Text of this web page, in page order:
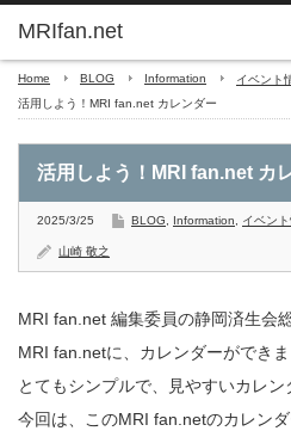
MRIfan.net
Home BLOG Information
イベント
活用しよう！MRI fan.net カレンダー
活用しよう！MRI fan.net カ
2025/3/25 BLOG Information イベン
山崎 敬之
MRI fan.net 編集委員の静岡済生会
MRI fan.netに、カレンダーができま
とてもシンプルで、見やすいカレン
今回は、このMRI fan.netのカレンダ